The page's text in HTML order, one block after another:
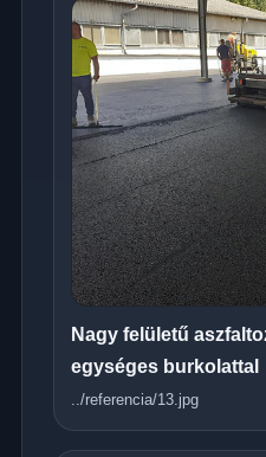
Nagy felületű
egységes burkolattal
../referencia/13.jpg